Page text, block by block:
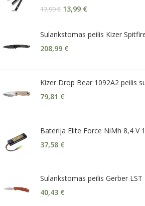
17,99€ 13,99 €
Sulankstomas peilis Kizer
208,99 €
Kizer Drop Bear 1092A2 peilis
79,81 €
Baterija Elite Force NiMh 8,4 V
37,58 €
Sulankstomas peilis Gerber
40,43 €